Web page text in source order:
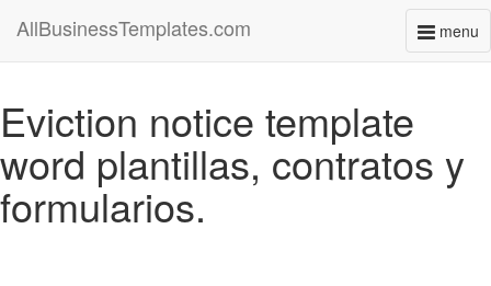
menu
AllBusinessTemplates.com
Eviction notice template
word plantillas, contratos y
formularios.